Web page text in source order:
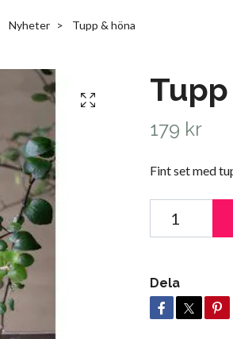
Nyheter Tupp & höna
179 kr
Fint set med
Dela